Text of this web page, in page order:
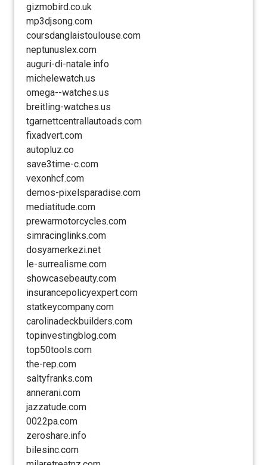
gizmobird.co.uk
mp3djsong.com
coursdanglaistoulouse.com
neptunuslex.com
auguri-di-natale.info
michelewatch.us
omega--watches.us
breitling-watches.us
tgarnettcentrallautoads.com
fixadvert.com
autopluz.co
save3time-c.com
vexonhcf.com
demos-pixelsparadise.com
mediatitude.com
prewarmotorcycles.com
simracinglinks.com
dosyamerkezi.net
le-surrealisme.com
showcasebeauty.com
insurancepolicyexpert.com
statkeycompany.com
carolinadeckbuilders.com
topinvestingblog.com
top50tools.com
the-rep.com
saltyfranks.com
annerani.com
jazzatude.com
0022pa.com
zeroshare.info
bilesinc.com